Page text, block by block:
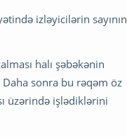
izləyicilərin sayının
halı şəbəkənin
sonra bu rəqəm öz
üzərində işlədiklərini